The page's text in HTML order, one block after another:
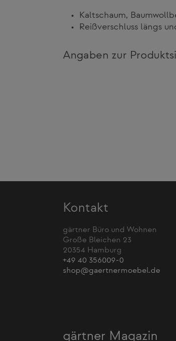
Kaltschaum,
Reißverschluss längs
Angaben zur
Kontakt
gärtner Büro und Wohnen
Große Bleichen 23
20354 Hamburg
+49 40 356009-0
shop@gaertnermoebel.de
gärtner Magazin